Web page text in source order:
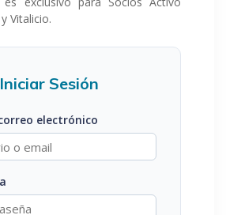
Vitalicio.
Iniciar Sesión
electrónico